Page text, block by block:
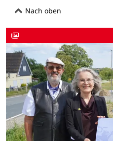
Nach oben